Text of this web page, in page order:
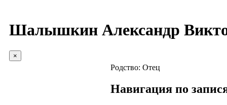
Шалышкин Александр
×
Родство: Отец
Навигация по